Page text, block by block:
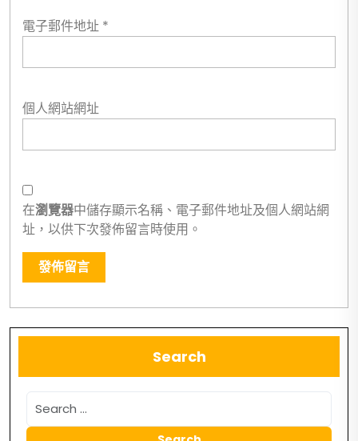
電子郵件地址 *
個人網站網址
在瀏覽器中儲存顯示名稱、電子郵件地址及個人網站網
址，以供下次發佈留言時使用。
Search